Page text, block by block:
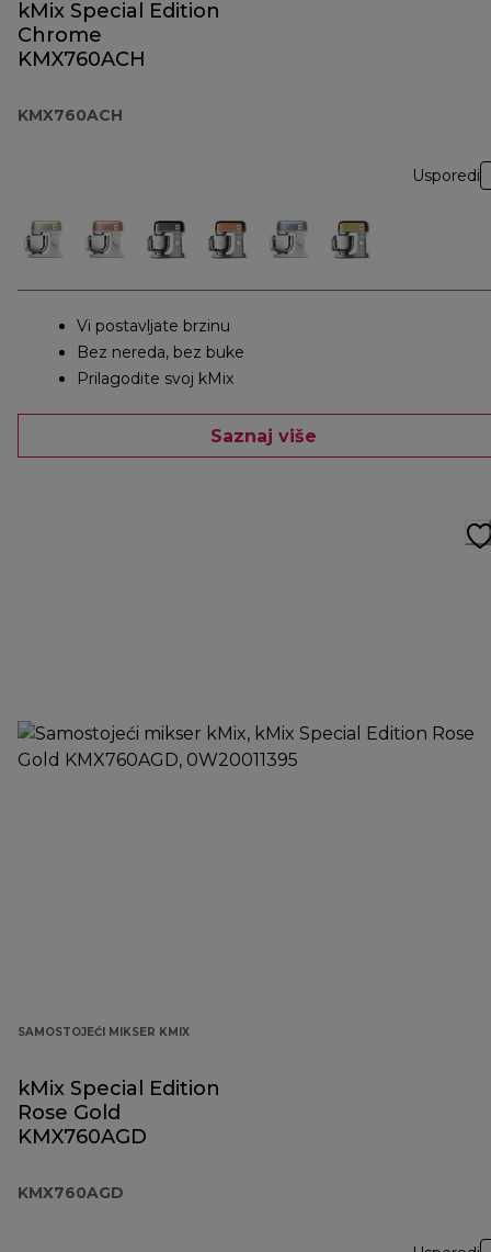
kMix Special Edition
Chrome
KMX760ACH
KMX760ACH
Usporedi
Vi postavljate brzinu
Bez nereda, bez buke
Prilagodite svoj kMix
Saznaj više
SAMOSTOJEĆI MIKSER KMIX
kMix Special Edition
Rose Gold
KMX760AGD
KMX760AGD